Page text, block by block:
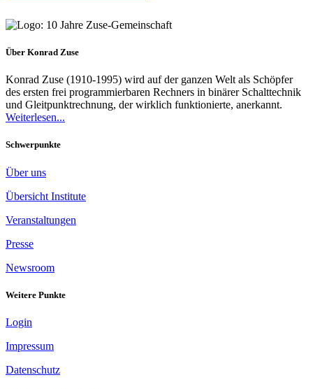
Über Konrad Zuse
Konrad Zuse (1910-1995) wird auf der ganzen Welt als Schöpfer
des ersten frei programmierbaren Rechners in binärer Schalttechnik
und Gleitpunktrechnung, der wirklich funktionierte, anerkannt.
Weiterlesen...
Schwerpunkte
Über uns
Übersicht Institute
Veranstaltungen
Presse
Newsroom
Weitere Punkte
Login
Impressum
Datenschutz